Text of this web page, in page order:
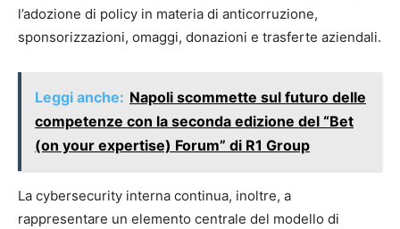
l’adozione di policy in materia di anticorruzione,
sponsorizzazioni, omaggi, donazioni e trasferte aziendali.
Leggi anche: Napoli scommette sul futuro delle
competenze con la seconda edizione del “Bet
(on your expertise) Forum” di R1 Group
La cybersecurity interna continua, inoltre, a
rappresentare un elemento centrale del modello di